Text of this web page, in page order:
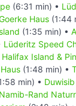
(6:31 min) •
Haus (1:44
(1:35 min) •
Lüderitz Speed
Halifax Island &
(1:48 min) •
min) •
Namib-Rand